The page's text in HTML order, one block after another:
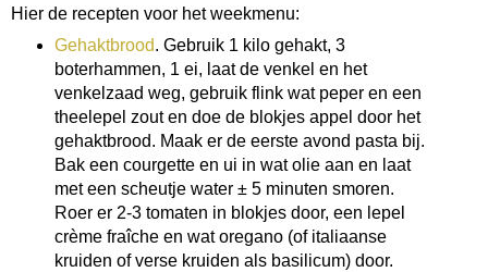
Hier de recepten voor het weekmenu:
Gehaktbrood. Gebruik 1 kilo gehakt, 3
boterhammen, 1 ei, laat de venkel en het
venkelzaad weg, gebruik flink wat peper en een
theelepel zout en doe de blokjes appel door het
gehaktbrood. Maak er de eerste avond pasta bij.
Bak een courgette en ui in wat olie aan en laat
met een scheutje water ± 5 minuten smoren.
Roer er 2-3 tomaten in blokjes door, een lepel
crème fraîche en wat oregano (of italiaanse
kruiden of verse kruiden als basilicum) door.